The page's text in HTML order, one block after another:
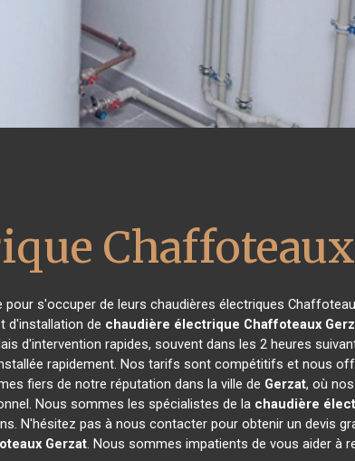
Chaffoteaux
s'occuper de leurs chaudières électriques
d'installation de chaudière électrique Chaffoteaux
d'intervention rapides, souvent dans les 2 heures
rapidement. Nos tarifs sont compétitifs et nous
fiers de notre réputation dans la ville de Gerzat, où
Nous sommes les spécialistes de la chaudière
N'hésitez pas à nous contacter pour obtenir un devis
Gerzat. Nous sommes impatients de vous aider à